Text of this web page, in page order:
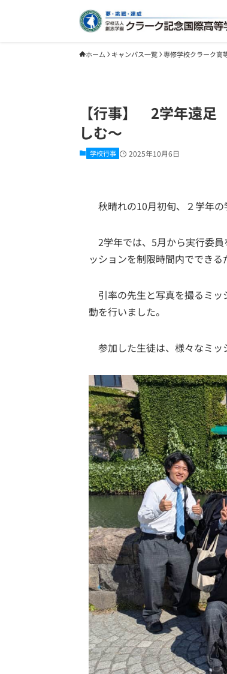
ホーム キャンパス一覧 専修学校クラーク高
【行事】 2学年遠足
しむ～
学校行事 2025年10月6日
秋晴れの10月初旬、２学年の
2学年では、5月から実行委
ッションを制限時間内ででき
引率の先生と写真を撮るミッ
動を行いました。
参加した生徒は、様々なミッ